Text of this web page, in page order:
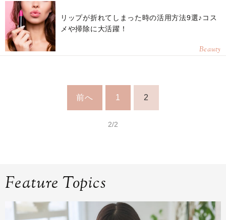
リップが折れてしまった時の活用方法9選♪コス
メや掃除に大活躍！
Beauty
前へ 1 2
2/2
Feature Topics